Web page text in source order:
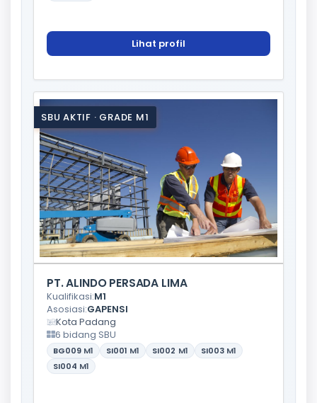
Lihat profil
SBU AKTIF · GRADE M1
PT. ALINDO PERSADA LIMA
Kualifikasi:M1
Asosiasi:GAPENSI
Kota Padang
6 bidang SBU
BG009 M1 SI001 M1 SI002 M1 SI003 M1
SI004 M1